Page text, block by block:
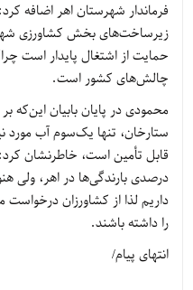
فرماندار شهرستان اهر اضافه
زیرساخت‌های بخش کشاورزی
حمایت از اشتغال پایدار است
چالش‌های کشور است.
محمودی در پایان بابیان این‌که
ستارخان، تنها یک‌سوم آب مورد
درصدی بارندگی‌ها در اهر، ولی
داریم لذا از کشاورزان
را داشته باشند.
انتهای پیام/